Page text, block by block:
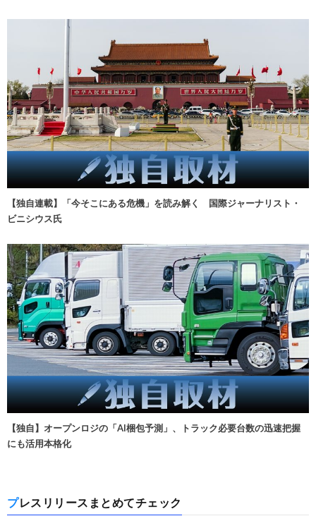
【独自連載】「今そこにある危機」を読み解く 国際ジャーナリスト・
ビニシウス氏
【独自】オープンロジの「AI梱包予測」、トラック必要台数の迅速把握
にも活用本格化
プレスリリースまとめてチェック